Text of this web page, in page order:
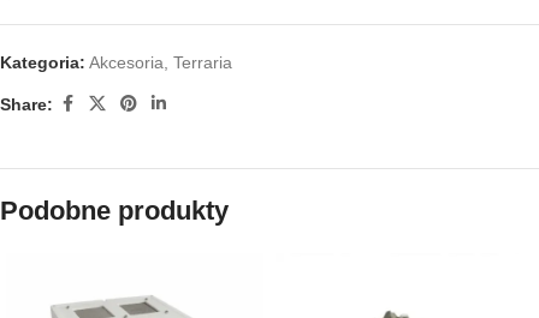
Kategoria: Akcesoria, Terraria
Share:
Podobne produkty